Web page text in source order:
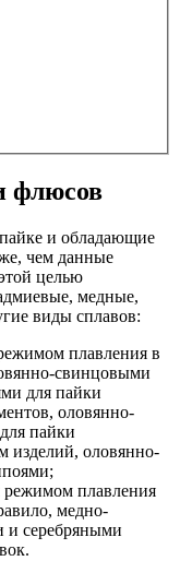
флюсов
и обладающие
чем данные
целью
медные,
виды сплавов:
плавления в
свинцовыми
для пайки
оловянно-
пайки
изделий, оловянно-
режимом плавления
медно-
серебряными